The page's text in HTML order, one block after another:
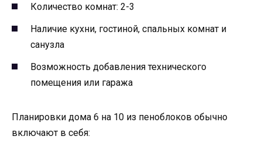
Количество комнат: 2-3
Наличие кухни, гостиной, спальных комнат и
санузла
Возможность добавления технического
помещения или гаража
Планировки дома 6 на 10 из пеноблоков обычно
включают в себя: